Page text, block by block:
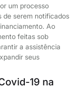
um processo
de serem notificados
Ao
feitas sob
a assistência
seus
19 na